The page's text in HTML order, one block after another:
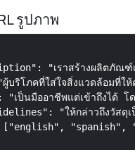
รูปภาพ
"เราสร้างผลิตภั
ผู้บริโภคที่ใส่ใจสิ่งแวดล้อมที่
"เป็นมืออาชีพแต่เข้าถึงได้
"ให้กล่าวถึงวัส
"spanish",